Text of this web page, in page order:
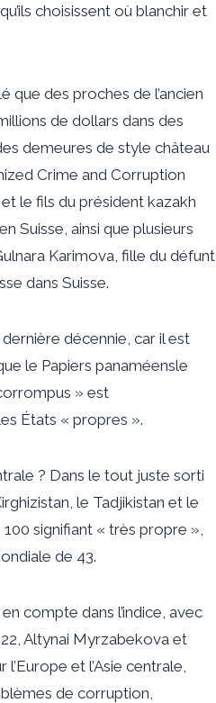
choisissent où blanchir et
que des proches de l’ancien
de dollars dans des
demeures de style château
Crime and Corruption
le fils du président kazakh
Suisse, ainsi que plusieurs
Karimova, fille du défunt
dans Suisse.
décennie, car il est
le Papiers panaméensle
» est
États « propres ».
? Dans le tout juste sorti
le Tadjikistan et le
signifiant « très propre »,
de 43.
compte dans l’indice, avec
Altynai Myrzabekova et
et l’Asie centrale,
de corruption,